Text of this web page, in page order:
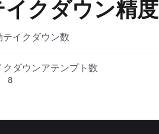
イクダウン精度
テイクダウン数
クダウンアテンプト数
8